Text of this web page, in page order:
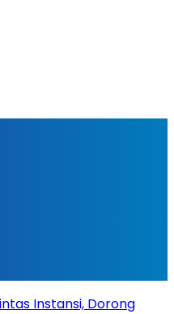
Instansi, Dorong